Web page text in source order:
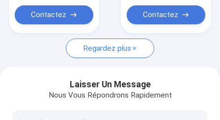
Clsaaical Nappa de
modèle en cuir vert
Contactez
tissu en cuir de bout
droit noir
pour le matériel de
ceinture de sac à
main
Contactez
Regardez plus
Laisser Un Message
Nous Vous Répondrons Rapidement